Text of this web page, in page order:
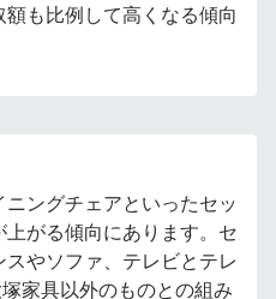
も比例して高くなる傾向
ングチェアといったセッ
上がる傾向にあります。セ
やソファ、テレビとテレ
家具以外のものとの組み